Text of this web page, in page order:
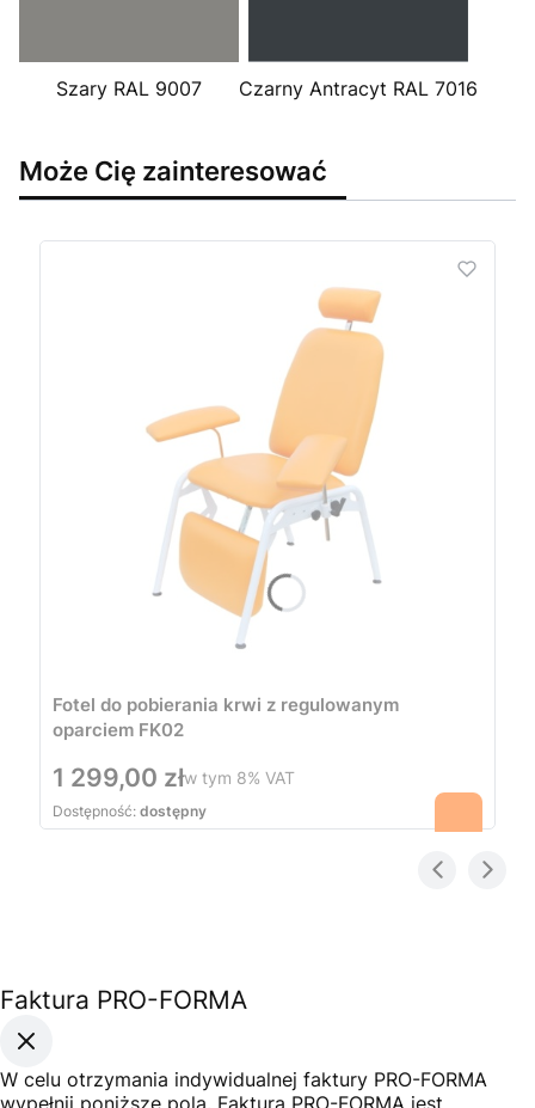
Szary RAL 9007 Czarny Antracyt RAL 7016
Może Cię zainteresować
Fotel do pobierania krwi z regulowanym
oparciem FK02
Cena
1 299,00 złw tym 8% VAT
Dostępność: dostępny
Faktura PRO-FORMA
W celu otrzymania indywidualnej faktury PRO-FORMA
wypełnij poniższe pola. Faktura PRO-FORMA jest